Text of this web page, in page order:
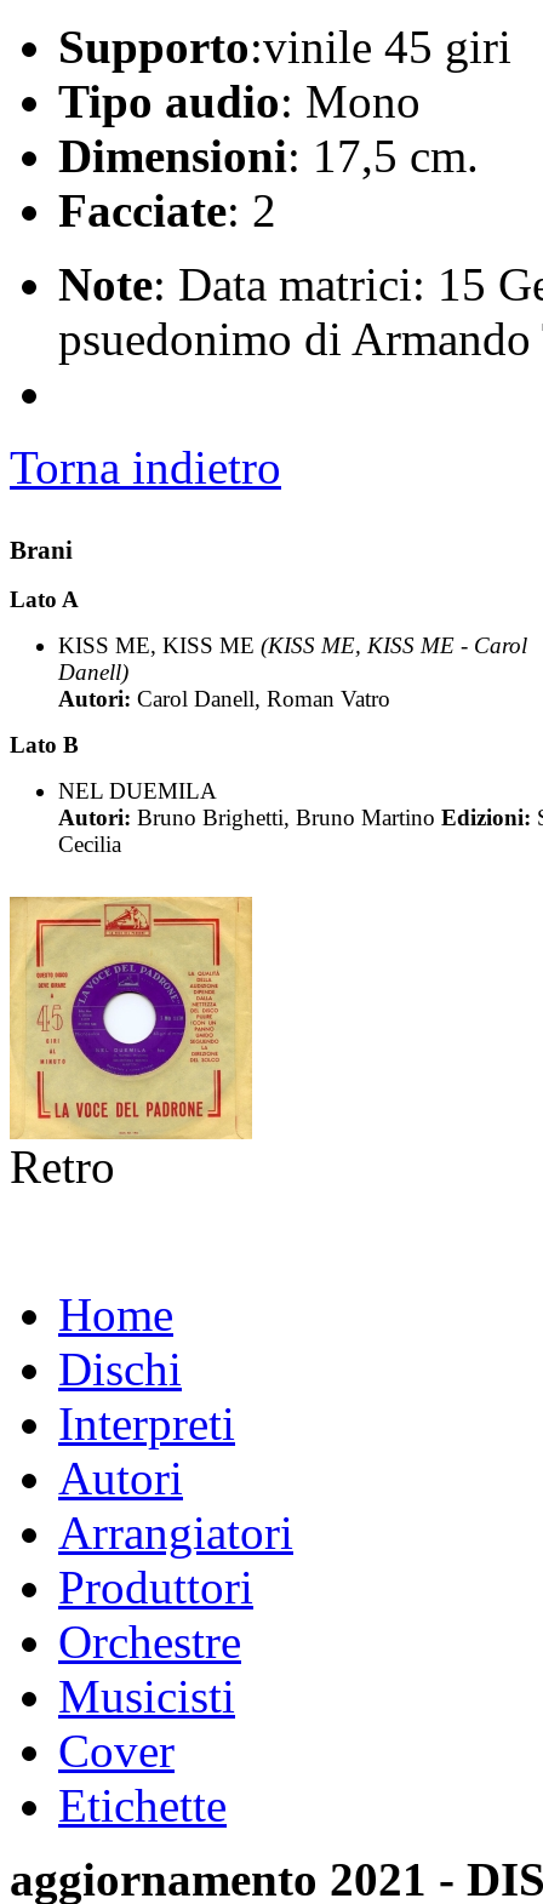
Supporto:vinile 45 giri
Tipo audio: Mono
Dimensioni: 17,5 cm.
Facciate: 2
Note: Data matrici: 15
psuedonimo di
Torna indietro
Brani
Lato A
KISS ME, KISS ME (KISS ME, KISS ME - Carol
Danell)
Autori: Carol Danell, Roman Vatro
Lato B
NEL DUEMILA
Autori: Bruno Brighetti, Bruno Martino Edizioni:
Cecilia
Retro
Home
Dischi
Interpreti
Autori
Arrangiatori
Produttori
Orchestre
Musicisti
Cover
Etichette
aggiornamento 2021 -